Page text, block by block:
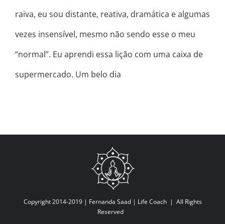
raiva, eu sou distante, reativa, dramática e algumas
vezes insensível, mesmo não sendo esse o meu
“normal”. Eu aprendi essa lição com uma caixa de
supermercado. Um belo dia
Copyright 2014-2019 | Fernanda Saad | Life Coach| All Rights
Reserved